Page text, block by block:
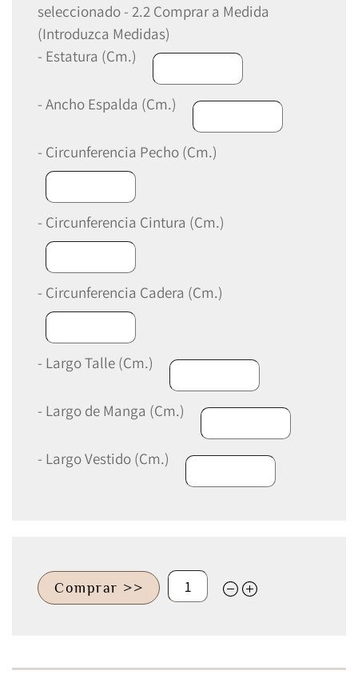
seleccionado - 2.2 Comprar a Medida
(Introduzca Medidas)
- Estatura (Cm.)
- Ancho Espalda (Cm.)
- Circunferencia Pecho (Cm.)
- Circunferencia Cintura (Cm.)
- Circunferencia Cadera (Cm.)
- Largo Talle (Cm.)
- Largo de Manga (Cm.)
- Largo Vestido (Cm.)
Comprar >>